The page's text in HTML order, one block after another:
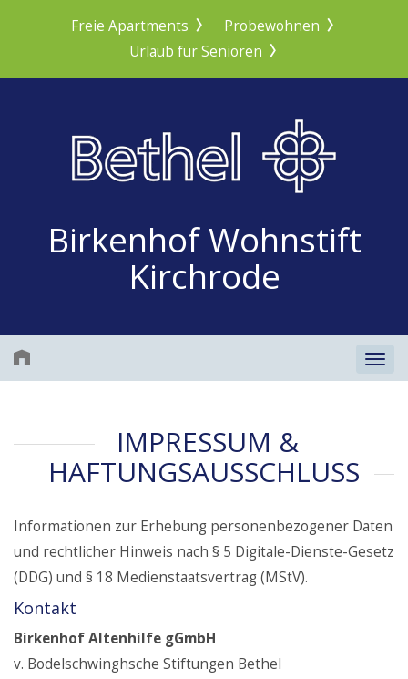
Freie Apartments
Probewohnen
Urlaub für Senioren
Birkenhof Wohnstift
Kirchrode
IMPRESSUM &
HAFTUNGSAUSSCHLUSS
Informationen zur Erhebung personenbezogener Daten
und rechtlicher Hinweis nach § 5 Digitale-Dienste-Gesetz
(DDG) und § 18 Medienstaatsvertrag (MStV).
Kontakt
Birkenhof Altenhilfe gGmbH
v. Bodelschwinghsche Stiftungen Bethel